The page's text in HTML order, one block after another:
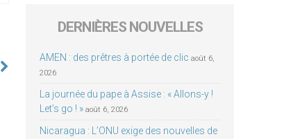
DERNIÈRES NOUVELLES
AMEN : des prêtres à portée de clic août 6,
2026
La journée du pape à Assise : « Allons-y !
Let’s go ! » août 6, 2026
Nicaragua : L’ONU exige des nouvelles de